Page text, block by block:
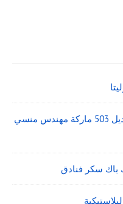
ماكينة تعبئة وتغليف اصابع العصير موديل 503 ماركة مهندس منسي
باك سكر فنادق